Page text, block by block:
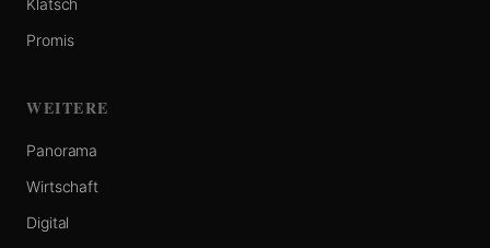
Klatsch
Promis
WEITERE
Panorama
Wirtschaft
Digital